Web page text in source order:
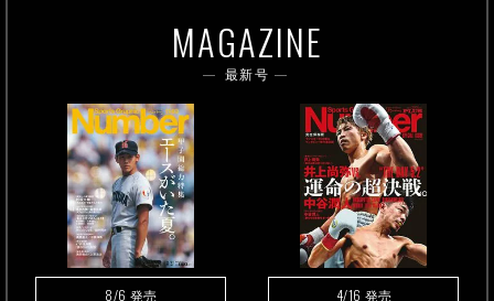
MAGAZINE
最新号
8/6 発売 4/16 発売